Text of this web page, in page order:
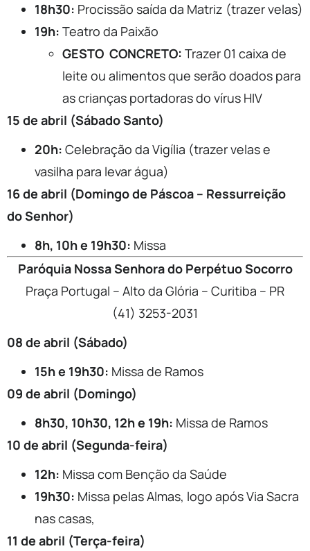
18h30: Procissão saída da Matriz (trazer velas)
19h: Teatro da Paixão
GESTO CONCRETO: Trazer 01 caixa de
leite ou alimentos que serão doados para
as crianças portadoras do vírus HIV
15 de abril (Sábado Santo)
20h: Celebração da Vigília (trazer velas e
vasilha para levar água)
16 de abril (Domingo de Páscoa – Ressurreição
do Senhor)
8h, 10h e 19h30: Missa
Paróquia Nossa Senhora do Perpétuo Socorro
Praça Portugal – Alto da Glória – Curitiba – PR
(41) 3253-2031
08 de abril (Sábado)
15h e 19h30: Missa de Ramos
09 de abril (Domingo)
8h30, 10h30, 12h e 19h: Missa de Ramos
10 de abril (Segunda-feira)
12h: Missa com Benção da Saúde
19h30: Missa pelas Almas, logo após Via Sacra
nas casas,
11 de abril (Terça-feira)